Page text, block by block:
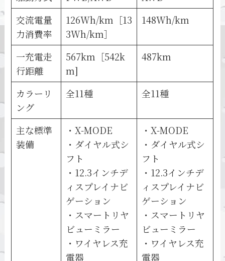
交流電量
力消費率
126Wh/km［13
3Wh/km］
148Wh/km
一充電走
行距離
567km［542k
m]
487km
カラーリ
ング
全11種 全11種
主な標準
装備
・X-MODE
・ダイヤル式シ
フト
・12.3インチデ
ィスプレイナビ
ゲーション
・スマートリヤ
ビューミラー
・ワイヤレス充
電器
・X-MODE
・ダイヤル式シ
フト
・12.3インチデ
ィスプレイナビ
ゲーション
・スマートリヤ
ビューミラー
・ワイヤレス充
電器